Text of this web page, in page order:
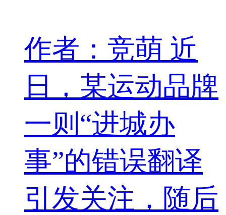
作者：竞萌 近
日，某运动品牌
一则“进城办
事”的错误翻译
引发关注，随后